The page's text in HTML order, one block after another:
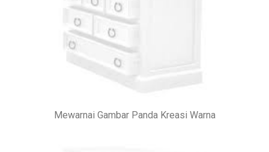
Mewarnai Gambar Panda Kreasi Warna